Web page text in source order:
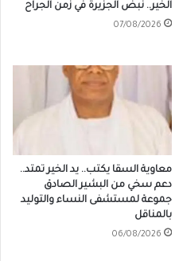
الخير.. نبض الجزيرة في زمن الجراح
07/08/2026
معاوية السقا يكتب.. يد الخير تمتد..
دعم سخي من البشير الصادق
جموعة لمستشفى النساء والتوليد
بالمناقل
06/08/2026